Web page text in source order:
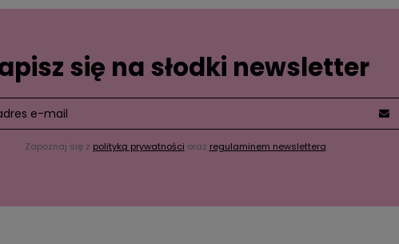
się na słodki newsletter
Zapoznaj się z polityką prywatności oraz regulaminem newslettera.